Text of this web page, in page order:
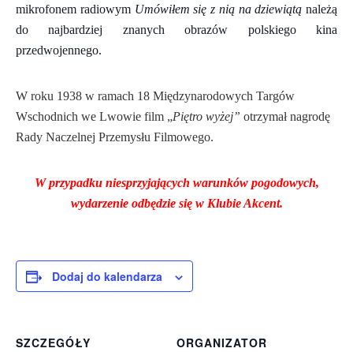
mikrofonem radiowym Umówiłem się z nią na dziewiątą należą
do najbardziej znanych obrazów polskiego kina
przedwojennego.
W roku 1938 w ramach 18 Międzynarodowych Targów
Wschodnich we Lwowie film „Piętro wyżej” otrzymał nagrodę
Rady Naczelnej Przemysłu Filmowego.
W przypadku niesprzyjających warunków pogodowych,
wydarzenie odbędzie się w Klubie Akcent.
Dodaj do kalendarza
SZCZEGÓŁY
ORGANIZATOR